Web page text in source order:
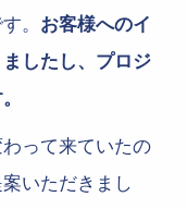
。 お客様へのイ
したし、プロジ
って来ていたの
いただきまし